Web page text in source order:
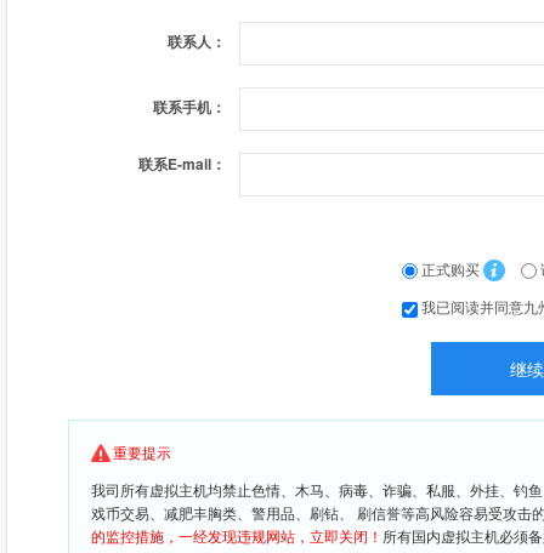
联系人：
联系手机：
联系E-mail：
正式购买
我已阅读并同意
重要提示
我司所有虚拟主机均禁止色情、木马、病毒、诈骗、私服、外挂、钓
戏币交易、减肥丰胸类、警用品、刷钻、 刷信誉等高风险容易受攻
的监控措施，一经发现违规网站，立即关闭！ 所有国内虚拟主机必须